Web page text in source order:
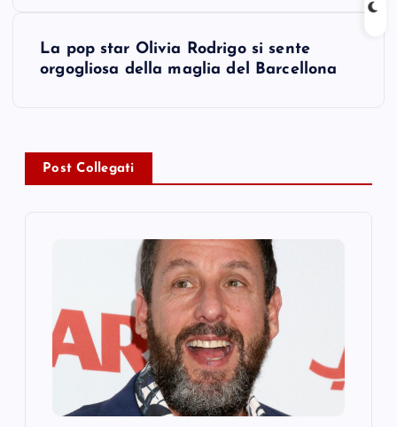
v
La pop star Olivia Rodrigo si sente
orgogliosa della maglia del Barcellona
Post Collegati